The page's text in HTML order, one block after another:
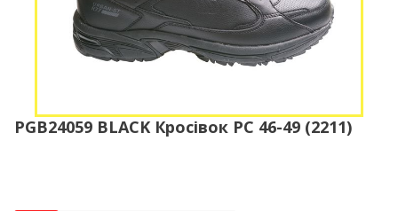
PGB24059 BLACK Кросівок РС 46-49 (2211)